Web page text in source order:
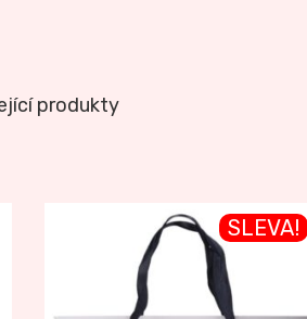
produkty
SLEVA!